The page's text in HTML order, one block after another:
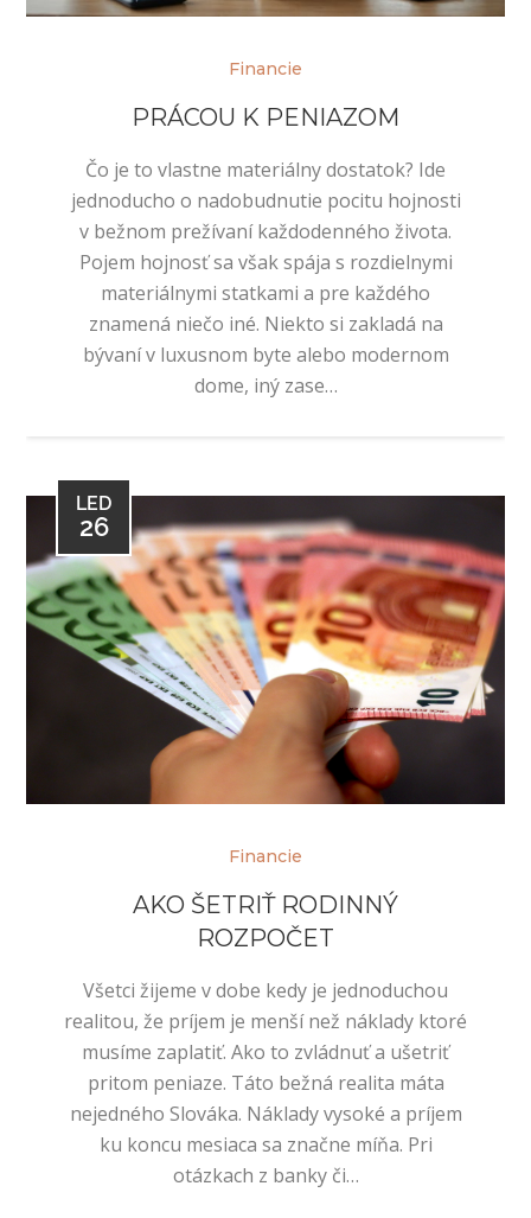
Financie
PRÁCOU K PENIAZOM
Čo je to vlastne materiálny dostatok? Ide
jednoducho o nadobudnutie pocitu hojnosti
v bežnom prežívaní každodenného života.
Pojem hojnosť sa však spája s rozdielnymi
materiálnymi statkami a pre každého
znamená niečo iné. Niekto si zakladá na
bývaní v luxusnom byte alebo modernom
dome, iný zase…
LED
26
Financie
AKO ŠETRIŤ RODINNÝ
ROZPOČET
Všetci žijeme v dobe kedy je jednoduchou
realitou, že príjem je menší než náklady ktoré
musíme zaplatiť. Ako to zvládnuť a ušetriť
pritom peniaze. Táto bežná realita máta
nejedného Slováka. Náklady vysoké a príjem
ku koncu mesiaca sa značne míňa. Pri
otázkach z banky či…